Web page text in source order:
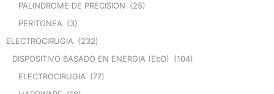
PALINDROME DE PRECISION (25)
PERITONEA (3)
ELECTROCIRUGIA (232)
DISPOSITIVO BASADO EN ENERGIA (EbD) (104)
ELECTROCIRUGIA (77)